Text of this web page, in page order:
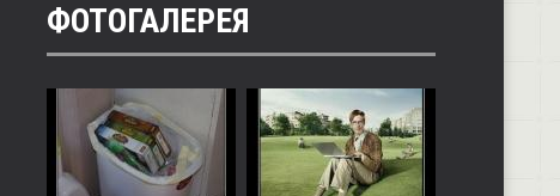
ФОТОГАЛЕРЕЯ